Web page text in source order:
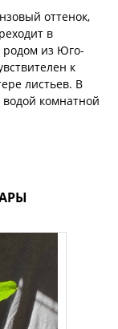
оттенок,
в
родом из Юго-
к
листьев. В
водой комнатной